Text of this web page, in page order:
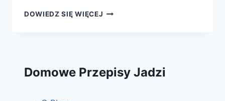
DOWIEDZ SIĘ WIĘCEJ SURÓWKA
Domowe Przepisy Jadzi